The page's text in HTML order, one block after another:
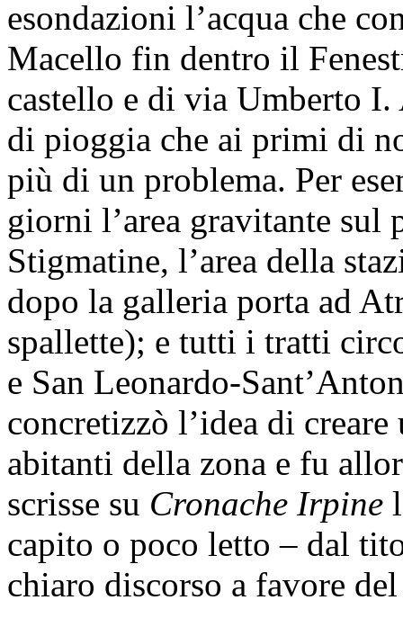
esondazioni l’acqua che
Macello fin dentro il
castello e di via Umberto
di pioggia che ai primi di
più di un problema. Per
giorni l’area gravitante sul
Stigmatine, l’area della
dopo la galleria porta ad
spallette); e tutti i tratti
e San Leonardo-
concretizzò l’idea di
abitanti della zona e fu
scrisse su Cronache Irpine
capito o poco letto – dal
chiaro discorso a favore